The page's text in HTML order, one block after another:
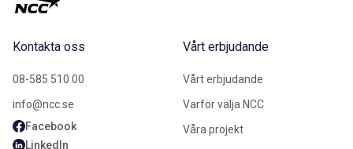
Kontakta oss
08-585 510 00
info@ncc.se
Facebook
LinkedIn
Vårt erbjudande
Vårt erbjudande
Varför välja NCC
Våra projekt